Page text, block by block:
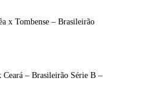
x Tombense – Brasileirão
– Brasileirão Série B –